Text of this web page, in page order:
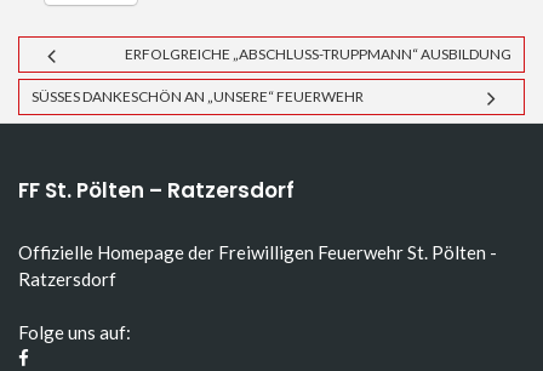
ERFOLGREICHE „ABSCHLUSS-TRUPPMANN“ AUSBILDUNG
SÜSSES DANKESCHÖN AN „UNSERE“ FEUERWEHR
FF St. Pölten – Ratzersdorf
Offizielle Homepage der Freiwilligen Feuerwehr St. Pölten -
Ratzersdorf
Folge uns auf: